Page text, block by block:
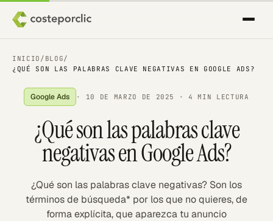
INICIO / BLOG/
¿QUÉ SON LAS PALABRAS CLAVE NEGATIVAS EN GOOGLE ADS?
Google Ads · 10 DE MARZO DE 2025 · 4 MIN LECTURA
¿Qué son las palabras clave
negativas en Google Ads?
¿Qué son las palabras clave negativas? Son los
términos de búsqueda* por los que no quieres, de
forma explícita, que aparezca tu anuncio